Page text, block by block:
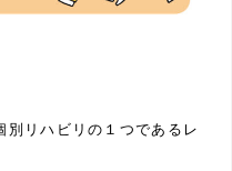
別リハビリの１つであるレ